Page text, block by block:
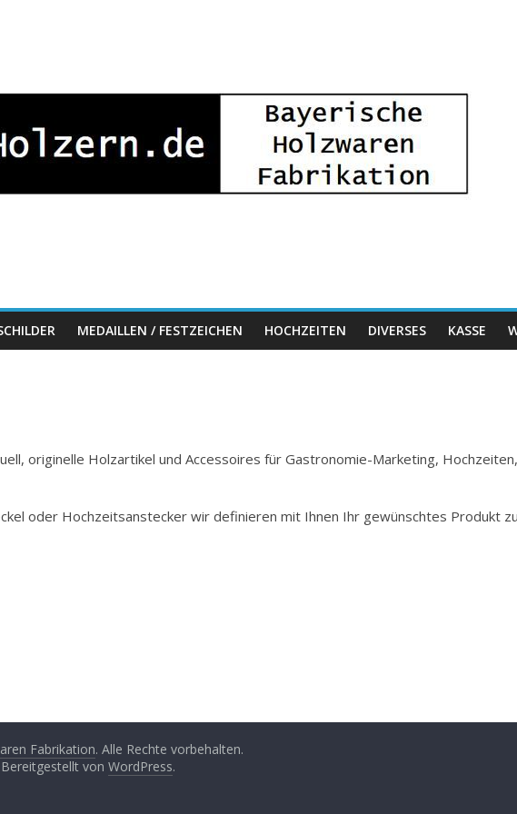
MEDAILLEN / FESTZEICHEN HOCHZEITEN DIVERSES KASSE
originelle Holzartikel und Accessoires für Gastronomie-Marketing, Hochzeiten,
oder Hochzeitsanstecker wir definieren mit Ihnen Ihr gewünschtes Produkt
Fabrikation. Alle Rechte vorbehalten.
Bereitgestellt von WordPress.